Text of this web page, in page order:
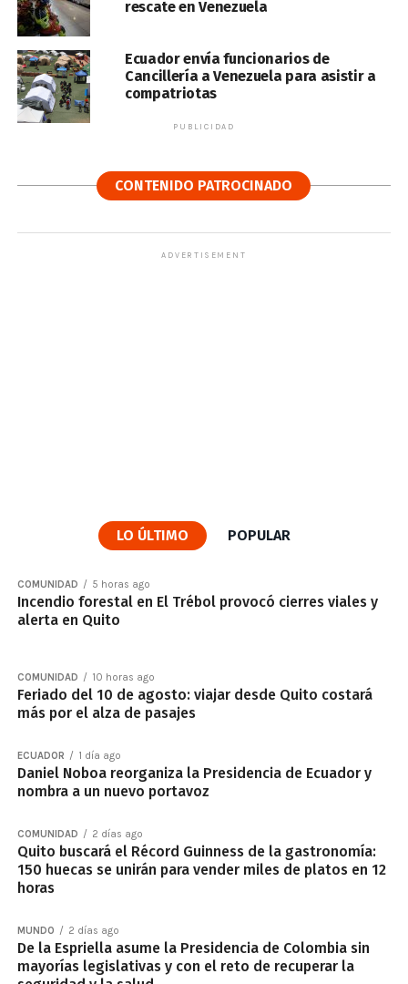
rescate en Venezuela
Ecuador envía funcionarios de
Cancillería a Venezuela para asistir a
compatriotas
PUBLICIDAD
CONTENIDO PATROCINADO
ADVERTISEMENT
LO ÚLTIMO POPULAR
COMUNIDAD 5 horas ago
Incendio forestal en El Trébol provocó cierres viales y
alerta en Quito
COMUNIDAD 10 horas ago
Feriado del 10 de agosto: viajar desde Quito costará
más por el alza de pasajes
ECUADOR 1 día ago
Daniel Noboa reorganiza la Presidencia de Ecuador y
nombra a un nuevo portavoz
COMUNIDAD 2 días ago
Quito buscará el Récord Guinness de la gastronomía:
150 huecas se unirán para vender miles de platos en 12
horas
MUNDO 2 días ago
De la Espriella asume la Presidencia de Colombia sin
mayorías legislativas y con el reto de recuperar la